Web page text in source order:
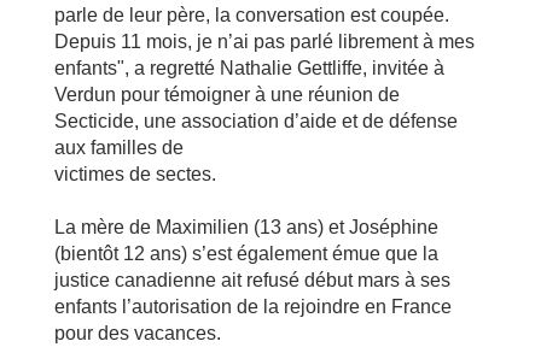
parle de leur père, la conversation est coupée.
Depuis 11 mois, je n’ai pas parlé librement à mes
enfants", a regretté Nathalie Gettliffe, invitée à
Verdun pour témoigner à une réunion de
Secticide, une association d’aide et de défense
aux familles de
victimes de sectes.
La mère de Maximilien (13 ans) et Joséphine
(bientôt 12 ans) s’est également émue que la
justice canadienne ait refusé début mars à ses
enfants l’autorisation de la rejoindre en France
pour des vacances.